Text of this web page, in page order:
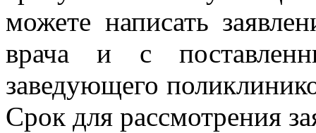
можете написать
врача и с
заведующего
Срок для рассмотрения